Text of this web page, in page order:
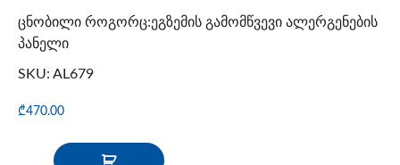
ცნობილი როგორც:ეგზემის გამომწვევი ალერგენების
პანელი
SKU: AL679
₾470.00